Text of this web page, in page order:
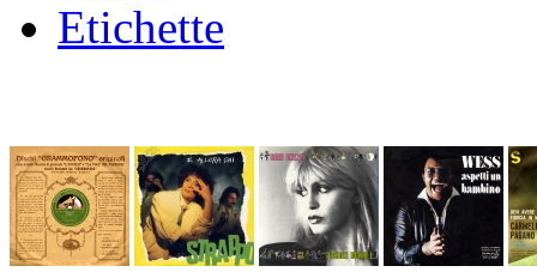
Etichette